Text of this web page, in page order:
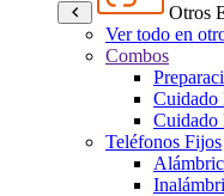
Otros
Ver todo en
Combos
Cuidado
Cuidado
Teléfonos Fijos